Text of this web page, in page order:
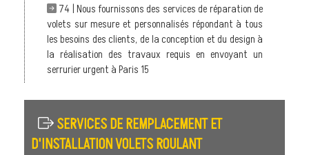
74 | Nous fournissons des services de réparation de
volets sur mesure et personnalisés répondant à tous
les besoins des clients, de la conception et du design à
la réalisation des travaux requis en envoyant un
serrurier urgent à Paris 15
SERVICES DE REMPLACEMENT ET
D'INSTALLATION VOLETS ROULANT